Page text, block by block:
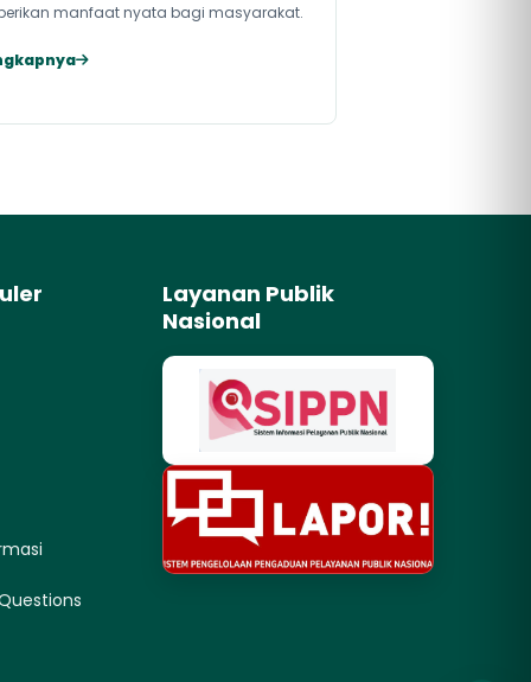
manfaat nyata bagi masyarakat.
Layanan Publik
Nasional